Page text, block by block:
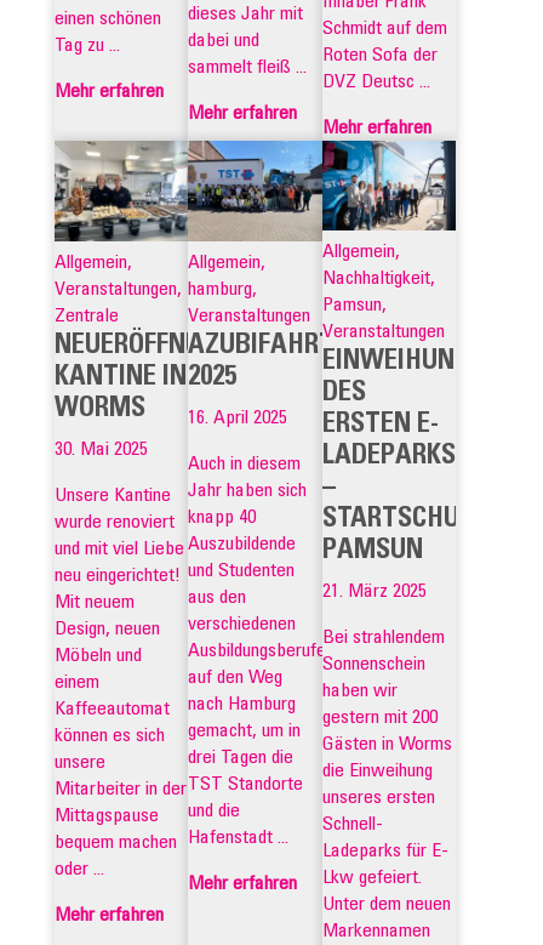
einen schönen
Tag zu ...
Mehr erfahren
dieses Jahr mit
dabei und
sammelt fleiß ...
Mehr erfahren
Schmidt auf dem
Roten Sofa der
DVZ Deutsc ...
Mehr erfahren
Allgemein,
Veranstaltungen,
Zentrale
NEUERÖFFNUNG
KANTINE IN
WORMS
30. Mai 2025
Unsere Kantine
wurde renoviert
und mit viel Liebe
neu eingerichtet!
Mit neuem
Design, neuen
Möbeln und
einem
Kaffeeautomat
können es sich
unsere
Mitarbeiter in der
Mittagspause
bequem machen
oder ...
Mehr erfahren
Allgemein,
hamburg,
Veranstaltungen
AZUBIFAHRT
2025
16. April 2025
Auch in diesem
Jahr haben sich
knapp 40
Auszubildende
und Studenten
aus den
verschiedenen
Ausbildungsberufen
auf den Weg
nach Hamburg
gemacht, um in
drei Tagen die
TST Standorte
und die
Hafenstadt ...
Mehr erfahren
Allgemein,
Nachhaltigkeit,
Pamsun,
Veranstaltungen
EINWEIHUNG
DES
ERSTEN E-
LADEPARKS
–
STARTSCHUSS
PAMSUN
21. März 2025
Bei strahlendem
Sonnenschein
haben wir
gestern mit 200
Gästen in Worms
die Einweihung
unseres ersten
Schnell-
Ladeparks für E-
Lkw gefeiert.
Unter dem neuen
Markennamen